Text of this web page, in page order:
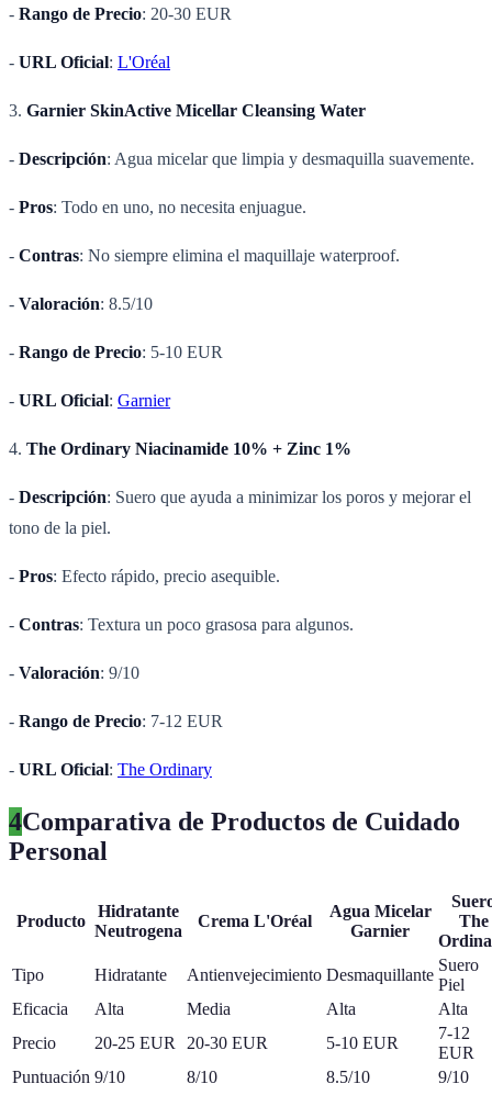
- Rango de Precio: 20-30 EUR
- URL Oficial: L'Oréal
3. Garnier SkinActive Micellar Cleansing Water
- Descripción: Agua micelar que limpia y desmaquilla suavemente.
- Pros: Todo en uno, no necesita enjuague.
- Contras: No siempre elimina el maquillaje waterproof.
- Valoración: 8.5/10
- Rango de Precio: 5-10 EUR
- URL Oficial: Garnier
4. The Ordinary Niacinamide 10% + Zinc 1%
- Descripción: Suero que ayuda a minimizar los poros y mejorar el
tono de la piel.
- Pros: Efecto rápido, precio asequible.
- Contras: Textura un poco grasosa para algunos.
- Valoración: 9/10
- Rango de Precio: 7-12 EUR
- URL Oficial: The Ordinary
4Comparativa de Productos de Cuidado
Personal
Producto
Hidratante
Neutrogena
Crema L'Oréal
Agua Micelar
Garnier
The
Tipo
Hidratante Antienvejecimiento Desmaquillante
Suero
Piel
Eficacia
Alta Media Alta
Alta
Precio
20-25 EUR 20-30 EUR 5-10 EUR
7-12
EUR
Puntuación 9/10 8/10 8.5/10 9/10